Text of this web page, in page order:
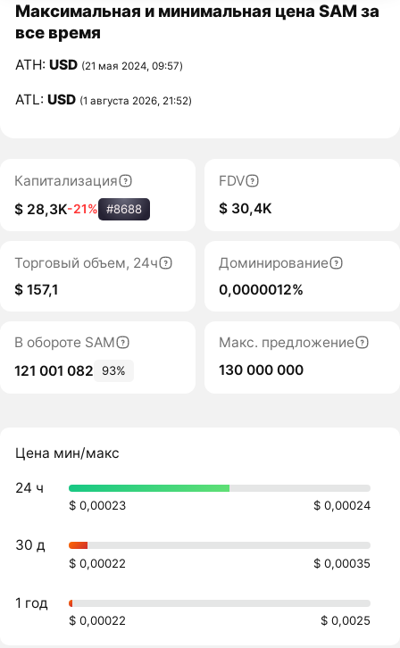
Максимальная и минимальная цена SAM за
все время
ATH:USD (21 мая 2024, 09:57)
ATL:USD (1 августа 2026, 21:52)
Капитализация
$ 28,3K-21% #8688
FDV
$ 30,4K
Торговый объем, 24ч
$ 157,1
Доминирование
0,0000012%
В обороте SAM
121 001 082
93%
Макс. предложение
130 000 000
Цена мин/макс
24 ч
$ 0,00023 $ 0,00024
30 д
$ 0,00022 $ 0,00035
1 год
$ 0,00022 $ 0,0025